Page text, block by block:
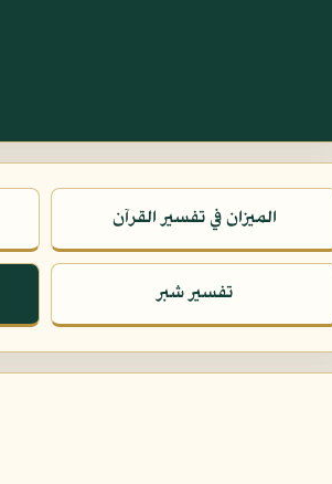
الميزان في تفسير القرآن
تفسير شبر